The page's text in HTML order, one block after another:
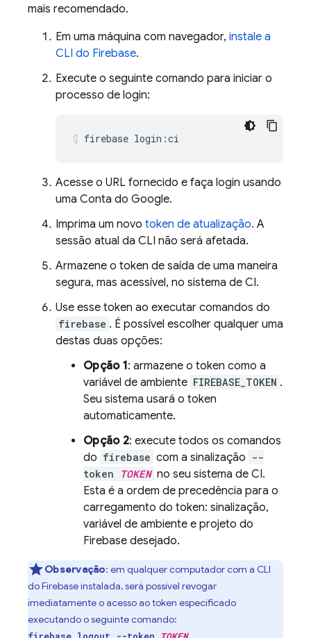
mais recomendado.
Em uma máquina com navegador, instale a
CLI do Firebase.
Execute o seguinte comando para iniciar o
processo de login:
firebase login:ci
Acesse o URL fornecido e faça login usando
uma Conta do Google.
Imprima um novo token de atualização. A
sessão atual da CLI não será afetada.
Armazene o token de saída de uma maneira
segura, mas acessível, no sistema de CI.
Use esse token ao executar comandos do
firebase . É possível escolher qualquer uma
destas duas opções:
Opção 1: armazene o token como a
variável de ambiente FIREBASE_TOKEN .
Seu sistema usará o token
automaticamente.
Opção 2: execute todos os comandos
do firebase com a sinalização --
token
TOKEN no seu sistema de CI.
Esta é a ordem de precedência para o
carregamento do token: sinalização,
variável de ambiente e projeto do
Firebase desejado.
Observação: em qualquer computador com a CLI
doFirebaseinstalada, será possível revogar
imediatamente o acesso ao token especificado
executando o seguinte comando: